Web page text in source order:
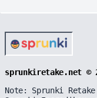
sprunkiretake.net ©
Note: Sprunki